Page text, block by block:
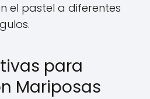
el pastel a diferentes
para
Mariposas